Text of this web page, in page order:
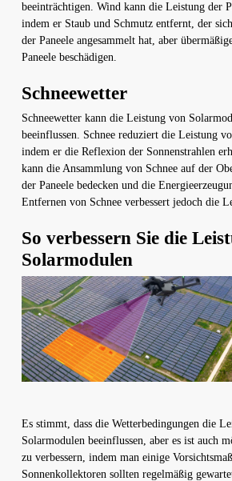
beeinträchtigen. Wind kann die Leistung der
indem er Staub und Schmutz entfernt, der
der Paneele angesammelt hat, aber
Paneele beschädigen.
Schneewetter
Schneewetter kann die Leistung von
beeinflussen. Schnee reduziert die Leistung
indem er die Reflexion der Sonnenstrahlen
kann die Ansammlung von Schnee auf der
der Paneele bedecken und die
Entfernen von Schnee verbessert jedoch die
So verbessern Sie die
Solarmodulen
Es stimmt, dass die Wetterbedingungen die
Solarmodulen beeinflussen, aber es ist auch
zu verbessern, indem man einige
Sonnenkollektoren sollten regelmäßig